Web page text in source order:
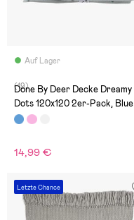
Auf Lager
(19)
Done By Deer Decke Dreamy
Dots 120x120 2er-Pack, Blue
14,99 €
Letzte Chance